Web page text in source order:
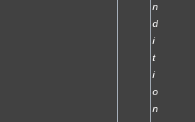
n
d
i
t
i
o
n